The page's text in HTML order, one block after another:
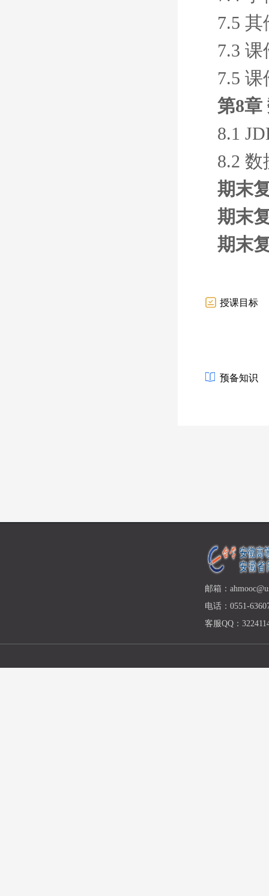
7.5
7.3 课
7.5 课
第8章
8.1
8.2
期末
期末
期末
授课目标
预备知识
邮箱：
电话：0551-
客服QQ：